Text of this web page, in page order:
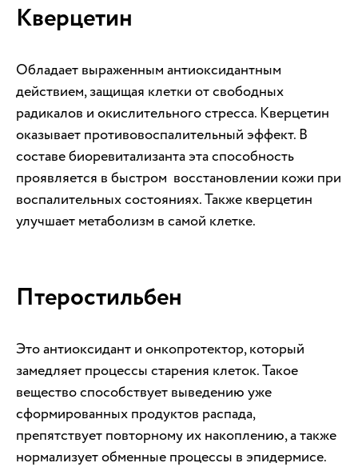
Кверцетин
Обладает выраженным антиоксидантным
действием, защищая клетки от свободных
радикалов и окислительного стресса. Кверцетин
оказывает противовоспалительный эффект. В
составе биоревитализанта эта способность
проявляется в быстром восстановлении кожи при
воспалительных состояниях. Также кверцетин
улучшает метаболизм в самой клетке.
Птеростильбен
Это антиоксидант и онкопротектор, который
замедляет процессы старения клеток. Такое
вещество способствует выведению уже
сформированных продуктов распада,
препятствует повторному их накоплению, а также
нормализует обменные процессы в эпидермисе.